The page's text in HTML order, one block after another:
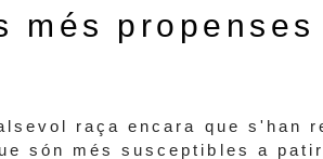
més
raça encara que s'han
són més susceptibles a